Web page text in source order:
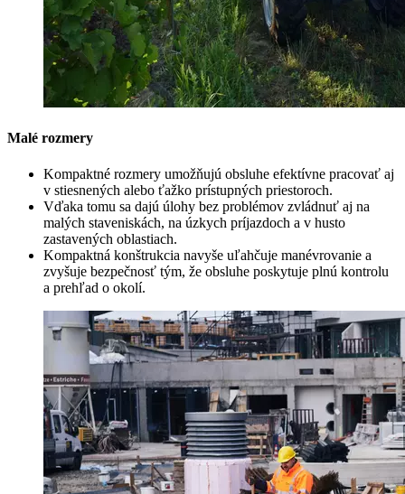
Malé rozmery
Kompaktné rozmery umožňujú obsluhe efektívne pracovať aj
v stiesnených alebo ťažko prístupných priestoroch.
Vďaka tomu sa dajú úlohy bez problémov zvládnuť aj na
malých staveniskách, na úzkych príjazdoch a v husto
zastavených oblastiach.
Kompaktná konštrukcia navyše uľahčuje manévrovanie a
zvyšuje bezpečnosť tým, že obsluhe poskytuje plnú kontrolu
a prehľad o okolí.